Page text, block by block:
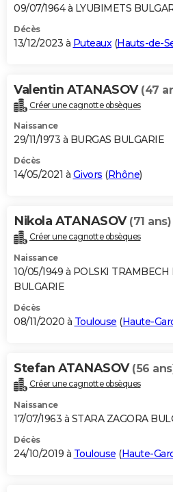
09/07/1964 à LYUBIMETS
Décès
13/12/2023 à Puteaux (Hauts-de-
Valentin ATANASOV (47
Créer une cagnotte obsèques
Naissance
29/11/1973 à BURGAS BULGARIE
Décès
14/05/2021 à Givors (Rhône)
Nikola ATANASOV (71 ans)
Créer une cagnotte obsèques
Naissance
10/05/1949 à POLSKI TRAMBECH
BULGARIE
Décès
08/11/2020 à Toulouse (Haute-
Stefan ATANASOV (56
Créer une cagnotte obsèques
Naissance
17/07/1963 à STARA ZAGORA
Décès
24/10/2019 à Toulouse (Haute-